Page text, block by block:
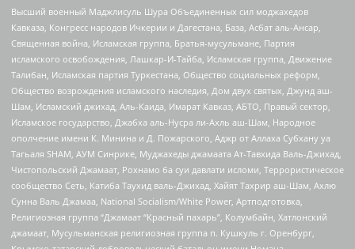
Высший военный Маджлисуль Шура Объединенных сил моджахедов
Кавказа, Конгресс народов Ичкерии и Дагестана, База, Асбат аль-Ансар,
Священная война, Исламская группа, Братья-мусульмане, Партия
исламского освобождения, Лашкар-И-Тайба, Исламская группа, Движение
Талибан, Исламская партия Туркестана, Общество социальных реформ,
Общество возрождения исламского наследия, Дом двух святых, Джунд аш-
Шам, Исламский джихад, Аль-Каида, Имарат Кавказ, АБТО, Правый сектор,
Исламское государство, Джабха аль-Нусра ли-Ахль аш-Шам, Народное
ополчение имени К. Минина и Д. Пожарского, Аджр от Аллаха Субхану уа
Тагьаля SHAM, АУМ Синрике, Муджахеды джамаата Ат-Тавхида Валь-Джихад,
Чистопольский Джамаат, Рохнамо ба суи давлати исломи, Террористическое
сообщество Сеть, Катиба Таухид валь-Джихад, Хайят Тахрир аш-Шам, Ахлю
Сунна Валь Джамаа, National Socialism/White Power, Артподготовка,
Религиозная группа “Джамаат “Красный пахарь”, Колумбайн, Хатлонский
джамаат, Мусульманская религиозная группа п. Кушкуль г. Оренбург,